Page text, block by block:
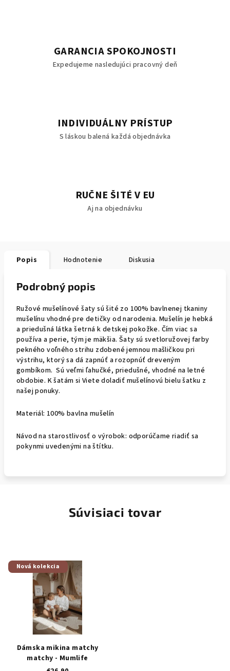
GARANCIA SPOKOJNOSTI
Expedujeme nasledujúci pracovný deň
INDIVIDUÁLNY PRÍSTUP
S láskou balená každá objednávka
RUČNE ŠITÉ V EU
Aj na objednávku
Popis Hodnotenie Diskusia
Podrobný popis
Ružové mušelínové šaty sú šité zo 100% bavlnenej tkaniny
mušelínu vhodné pre detičky od narodenia. Mušelín je hebká
a priedušná látka šetrná k detskej pokožke. Čím viac sa
používa a perie, tým je mäkšia. Šaty sú svetloružovej farby
pekného voľného strihu zdobené jemnou mašličkou pri
výstrihu, ktorý sa dá zapnúť a rozopnúť dreveným
gombíkom. Sú veľmi ľahučké, priedušné, vhodné na letné
obdobie. K šatám si Viete doladiť mušelínovú bielu šatku z
našej ponuky.
Materiál: 100% bavlna mušelín
Návod na starostlivosť o výrobok: odporúčame riadiť sa
pokynmi uvedenými na štítku.
Súvisiaci tovar
Nová kolekcia
Dámska mikina matchy
matchy - Mumlife